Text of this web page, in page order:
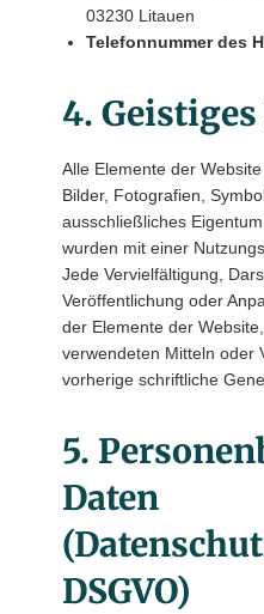
03230 Litauen
Telefonnummer des
4.
Alle Elemente der
Bilder, Fotografien,
ausschließliches
wurden mit einer
Jede Vervielfältigung,
Veröffentlichung oder
der Elemente der
verwendeten Mitteln oder
vorherige schriftliche
5.
Daten
DSGVO)